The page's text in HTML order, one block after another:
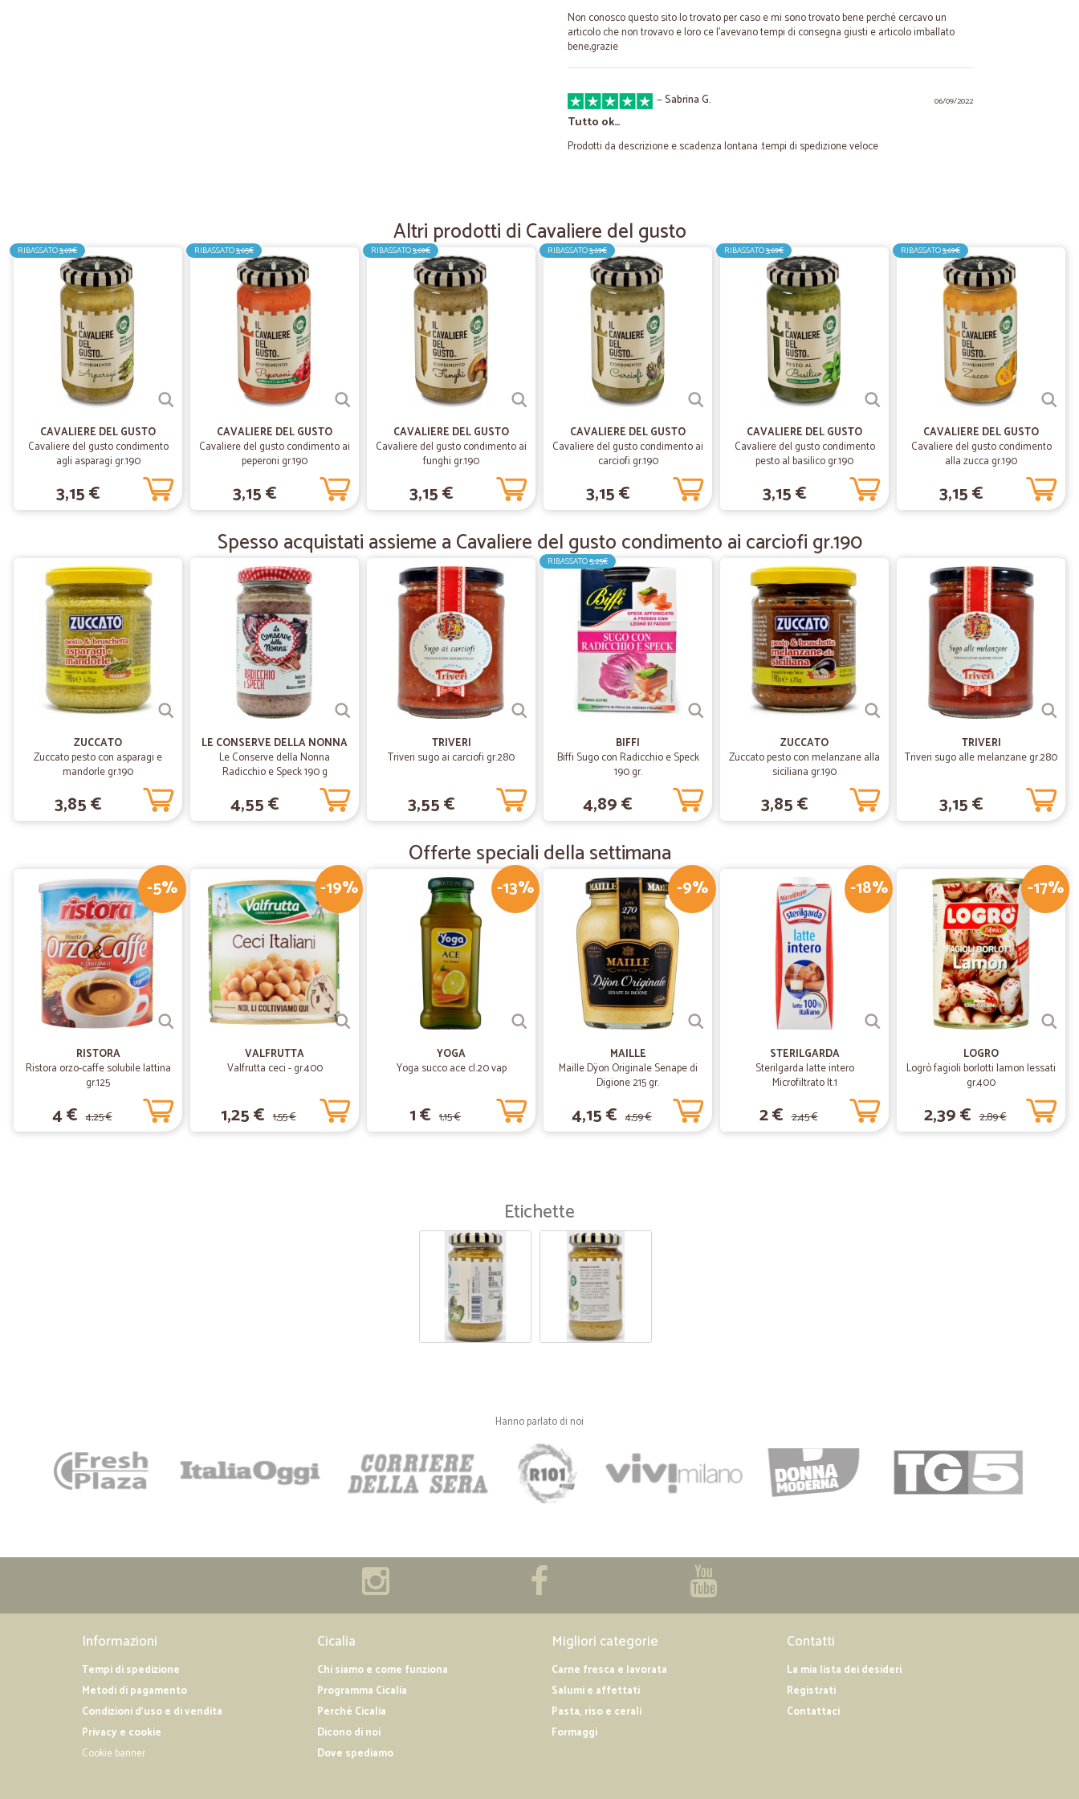
Non conosco questo sito lo trovato per caso e mi sono trovato bene perché cercavo un
articolo che non trovavo e loro ce l'avevano tempi di consegna giusti e articolo imballato
bene,grazie
06/09/2022
—Sabrina G.
Tutto ok…
Prodotti da descrizione e scadenza lontana .tempi di spedizione veloce
CICALIA SUPER
Qualità,prezzo, cortesia, consegna la spesa a casa perfettamente imballata,anche il giorno
dopo aver effettuato l'ordine, risposta immediata a qualsiasi eventuale reclamo ,consiglio
CICALIA che aiuta la nostra dispensa a riempirsi di buoni prodotti restando a casa. , Dina
Galli Larese
02/10/2020
—
Spedizione veloce in 24h molto veloci…
Spedizione veloce in 24h molto veloci numeri 1 Consiglio di acquistare da loro sono il top
17/06/2020
—Monica B.
Prodotti ottimi
Prodotti ottimi. Servizio super veloce!!
— Sabrina D.
Quasi tutto ok
Uova arrivate rotte per scarso imballaggio. Tutto il resto ok.
28/04/2020
—Albina F.
Ottimo servizio
Ottimo servizio
04/12/2019
Precisi e molto seri
Consigliati
Molto onesti, prezzi leggermente alti ma ci si può stare per il servizio fornito e sono gli UNICI
che consegnano a Cerveteri.
07/05/2019
—Barbara G.
Efficienti
Precisi, gentili, efficienti e merce buona
Altri prodotti di Cavaliere del gusto
RIBASSATO3,69€
CAVALIERE DEL GUSTO
Cavaliere del gusto condimento
agli asparagi gr.190
3,15 €
RIBASSATO3,65€
CAVALIERE DEL GUSTO
Cavaliere del gusto condimento ai
peperoni gr.190
3,15 €
RIBASSATO3,69€
CAVALIERE DEL GUSTO
Cavaliere del gusto condimento ai
funghi gr.190
3,15 €
RIBASSATO3,69€
CAVALIERE DEL GUSTO
Cavaliere del gusto condimento ai
carciofi gr.190
3,15 €
RIBASSATO3,69€
CAVALIERE DEL GUSTO
Cavaliere del gusto condimento
pesto al basilico gr.190
3,15 €
RIBASSATO3,69€
CAVALIERE DEL GUSTO
Cavaliere del gusto condimento
alla zucca gr.190
3,15 €
Spesso acquistati assieme a Cavaliere del gusto condimento ai carciofi gr.190
ZUCCATO
Zuccato pesto con asparagi e
mandorle gr.190
3,85 €
LE CONSERVE DELLA NONNA
Le Conserve della Nonna
Radicchio e Speck 190 g
4,55 €
TRIVERI
Triveri sugo ai carciofi gr.280
3,55 €
RIBASSATO5,25€
BIFFI
Biffi Sugo con Radicchio e Speck
190 gr.
4,89 €
ZUCCATO
Zuccato pesto con melanzane alla
siciliana gr.190
3,85 €
TRIVERI
Triveri sugo alle melanzane gr.280
3,15 €
Offerte speciali della settimana
-5%
RISTORA
Ristora orzo-caffe solubile lattina
gr.125
4 € 4,25 €
-19%
VALFRUTTA
Valfrutta ceci - gr.400
1,25 € 1,55 €
-13%
YOGA
Yoga succo ace cl.20 vap
1 € 1,15 €
-9%
MAILLE
Maille Dÿon Originale Senape di
Digione 215 gr.
4,15 € 4,59 €
-18%
STERILGARDA
Sterilgarda latte intero
Microfiltrato lt.1
2 € 2,45 €
-17%
LOGRO
Logrò fagioli borlotti lamon lessati
gr.400
2,39 € 2,89 €
Etichette
Hanno parlato di noi
Informazioni
Tempi di spedizione
Metodi di pagamento
Condizioni d'uso e di vendita
Privacy e cookie
Cookie banner
Cicalia
Chi siamo e come funziona
Programma Cicalia
Perché Cicalia
Dicono di noi
Dove spediamo
Migliori categorie
Carne fresca e lavorata
Salumi e affettati
Pasta, riso e cerali
Formaggi
Contatti
La mia lista dei desideri
Registrati
Contattaci